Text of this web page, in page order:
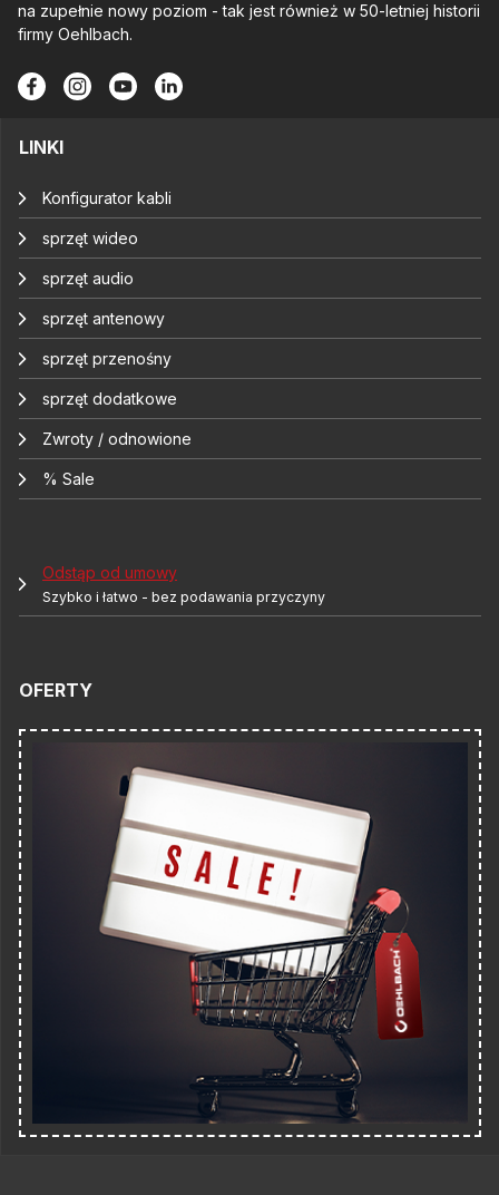
na zupełnie nowy poziom - tak jest również w 50-letniej historii
firmy Oehlbach.
LINKI
Konfigurator kabli
sprzęt wideo
sprzęt audio
sprzęt antenowy
sprzęt przenośny
sprzęt dodatkowe
Zwroty / odnowione
% Sale
Odstąp od umowy
Szybko i łatwo - bez podawania przyczyny
OFERTY